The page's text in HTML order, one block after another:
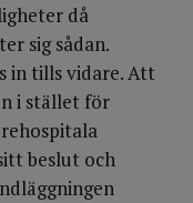
då
sig sådan.
in tills vidare. Att
i stället för
beslut och